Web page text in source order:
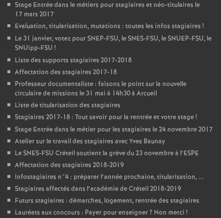
Stage Entrée dans le métiers pour stagiaires et néo-titulaires le
17 mars 2017
Evaluation, titularisation, mutations : toutes les infos stagiaires !
Le 31 janvier, votez pourSNEP-FSU, leSNES-FSU, leSNUEP-FSU, le
SNUipp-FSU !
Liste des supports stagiaires 2017-2018
Affectation des stagiaires 2017-18
Professeur documentaliste : faisons le point sur la nouvelle
circulaire de missions le 31 mai à 14h30 à Arcueil
Liste de titularisation des stagiaires
Stagiaires 2017-18 : Tout savoir pour la rentrée et votre stage!
Stage Entrée dans le métier pour les stagiaires le 24 novembre 2017
Atelier sur le travail des stagiaires avec Yves Baunay
LeSNES-FSU Créteil soutient la grève du 23 novembre à l’ESPE
Affectation des stagiaires 2018-2019
Infostagiaires n°4 : préparer l’année prochaine, titularisation, ...
Stagiaires affectés dans l’académie de Créteil 2018-2019
Futurs stagiaires : démarches, logement, rentrée des stagiaires
Lauréats aux concours : Payer pour enseigner? Non merci !